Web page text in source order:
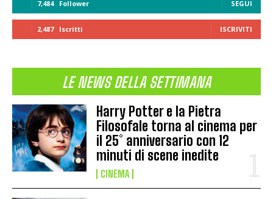
7,484 Follower SEGUI
2,487 Iscritti ISCRIVITI
LE NEWS DELLA SETTIMANA
Harry Potter e la Pietra
Filosofale torna al cinema per
il 25° anniversario con 12
minuti di scene inedite
CINEMA